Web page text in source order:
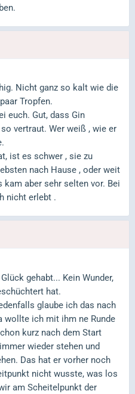
Nicht ganz so kalt wie die
Tropfen.
euch. Gut, dass Gin
vertraut. Wer weiß , wie er
ist es schwer , sie zu
nach Hause , oder weit
kam aber sehr selten vor. Bei
nicht erlebt .
gehabt... Kein Wunder,
hat.
glaube ich das nach
wollte ich mit ihm ne Runde
kurz nach dem Start
wieder stehen und
Das hat er vorher noch
nicht wusste, was los
am Scheitelpunkt der